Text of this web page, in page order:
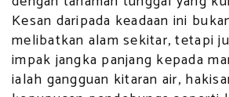
Kesan daripada keadaan ini
melibatkan alam sekitar, tetapi
impak jangka panjang kepada
ialah gangguan kitaran air,